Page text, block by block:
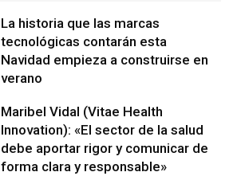
La historia que las marcas
tecnológicas contarán esta
Navidad empieza a construirse en
verano
Maribel Vidal (Vitae Health
Innovation): «El sector de la salud
debe aportar rigor y comunicar de
forma clara y responsable»